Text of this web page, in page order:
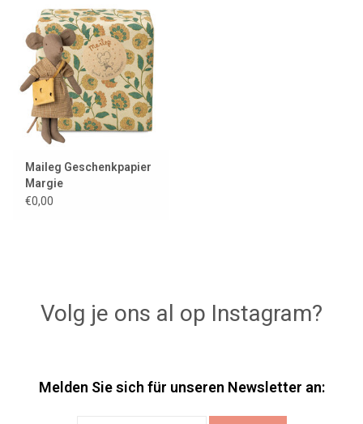
Lookbooks
Marken
Maileg Geschenkpapier
Margie
€0,00
Volg je ons al op Instagram?
Melden Sie sich für unseren Newsletter an: